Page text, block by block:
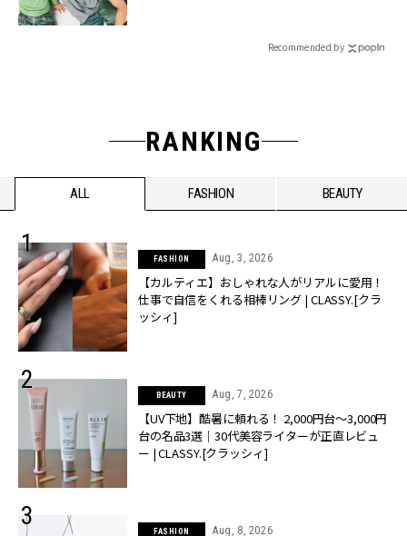
Recommended by
RANKING
ALL FASHION BEAUTY
FASHION Aug, 3, 2026
【カルティエ】おしゃれな人がリアルに愛用！
仕事で自信をくれる相棒リング | CLASSY.[クラ
ッシィ]
BEAUTY Aug, 7, 2026
【UV下地】酷暑に頼れる！ 2,000円台〜3,000円
台の名品3選｜30代美容ライターが正直レビュ
ー | CLASSY.[クラッシィ]
FASHION Aug, 8, 2026